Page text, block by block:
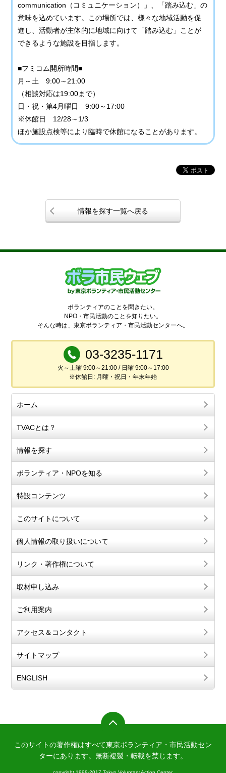
communication（コミュニケーション）」、「踏み込む」の
意味を込めています。この場所では、様々な地域活動を促
進し、活動者が主体的に地域に向けて「踏み込む」ことが
できるような施設を目指します。
■フミコム開所時間■
月～土 9:00～21:00
（相談対応は19:00まで）
日・祝・第4月曜日 9:00～17:00
※休館日 12/28～1/3
ほか施設点検等により臨時で休館になることがあります。
情報を探す一覧へ戻る
ボランティアのことを聞きたい。
NPO・市民活動のことを知りたい。
そんな時は、東京ボランティア・市民活動センターへ。
03-3235-1171
火～土曜 9:00～21:00 / 日曜 9:00～17:00
※休館日: 月曜・祝日・年末年始
ホーム
TVACとは？
情報を探す
ボランティア・NPOを知る
特設コンテンツ
このサイトについて
個人情報の取り扱いについて
リンク・著作権について
取材申し込み
ご利用案内
アクセス＆コンタクト
サイトマップ
ENGLISH
このサイトの著作権はすべて東京ボランティア・市民活動セン
ターにあります。 無断複製・転載を禁じます。